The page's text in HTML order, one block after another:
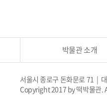
박물관 소개
서울시 종로구 돈화문로 71 |
Copyright 2017 by 떡박물관.